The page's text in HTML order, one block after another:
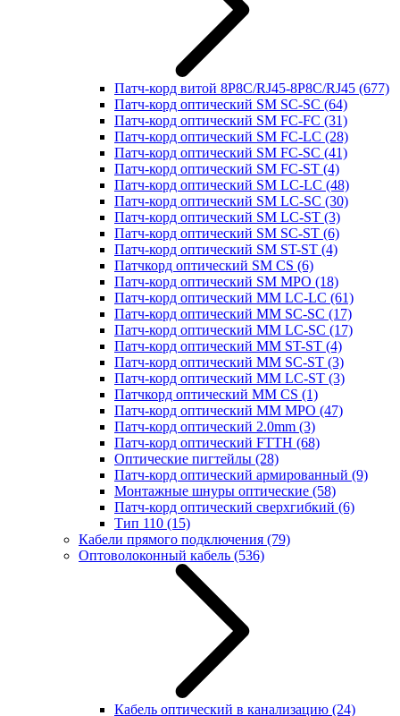
Патч-корд витой 8P8C/RJ45-8P8C/RJ45 (677)
Патч-корд оптический SM SC-SC (64)
Патч-корд оптический SM FC-FC (31)
Патч-корд оптический SM FC-LC (28)
Патч-корд оптический SM FC-SC (41)
Патч-корд оптический SM FC-ST (4)
Патч-корд оптический SM LC-LC (48)
Патч-корд оптический SM LC-SC (30)
Патч-корд оптический SM LC-ST (3)
Патч-корд оптический SM SC-ST (6)
Патч-корд оптический SM ST-ST (4)
Патчкорд оптический SM CS (6)
Патч-корд оптический SM MPO (18)
Патч-корд оптический MM LC-LC (61)
Патч-корд оптический MM SC-SC (17)
Патч-корд оптический MM LC-SC (17)
Патч-корд оптический MM ST-ST (4)
Патч-корд оптический MM SC-ST (3)
Патч-корд оптический MM LC-ST (3)
Патчкорд оптический MM CS (1)
Патч-корд оптический MM MPO (47)
Патч-корд оптический 2.0mm (3)
Патч-корд оптический FTTH (68)
Оптические пигтейлы (28)
Патч-корд оптический армированный (9)
Монтажные шнуры оптические (58)
Патч-корд оптический сверхгибкий (6)
Тип 110 (15)
Кабели прямого подключения (79)
Оптоволоконный кабель (536)
Кабель оптический в канализацию (24)